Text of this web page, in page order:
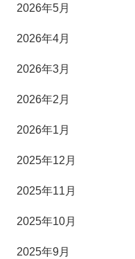
2026年5月
2026年4月
2026年3月
2026年2月
2026年1月
2025年12月
2025年11月
2025年10月
2025年9月